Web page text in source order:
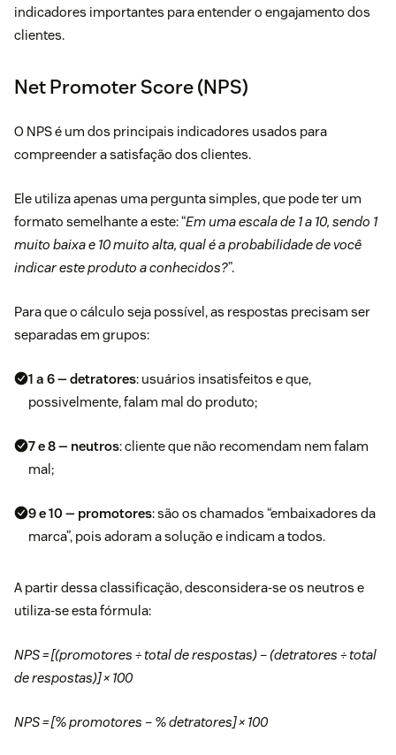
indicadores importantes para entender o engajamento dos
clientes.
Net Promoter Score (NPS)
O NPS é um dos principais indicadores usados para
compreender a satisfação dos clientes.
Ele utiliza apenas uma pergunta simples, que pode ter um
formato semelhante a este: “Em uma escala de 1 a 10, sendo 1
muito baixa e 10 muito alta, qual é a probabilidade de você
indicar este produto a conhecidos?”.
Para que o cálculo seja possível, as respostas precisam ser
separadas em grupos:
1 a 6 — detratores: usuários insatisfeitos e que,
possivelmente, falam mal do produto;
7 e 8 — neutros: cliente que não recomendam nem falam
mal;
9 e 10 — promotores: são os chamados “embaixadores da
marca”, pois adoram a solução e indicam a todos.
A partir dessa classificação, desconsidera-se os neutros e
utiliza-se esta fórmula:
NPS = [(promotores ÷ total de respostas) – (detratores ÷ total
de respostas)] × 100
NPS = [% promotores – % detratores] × 100